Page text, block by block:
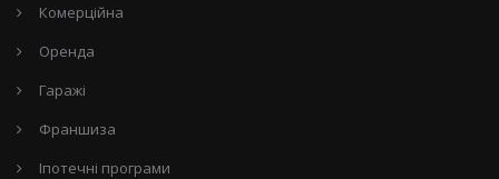
Комерційна
Оренда
Гаражі
Франшиза
Іпотечні програми